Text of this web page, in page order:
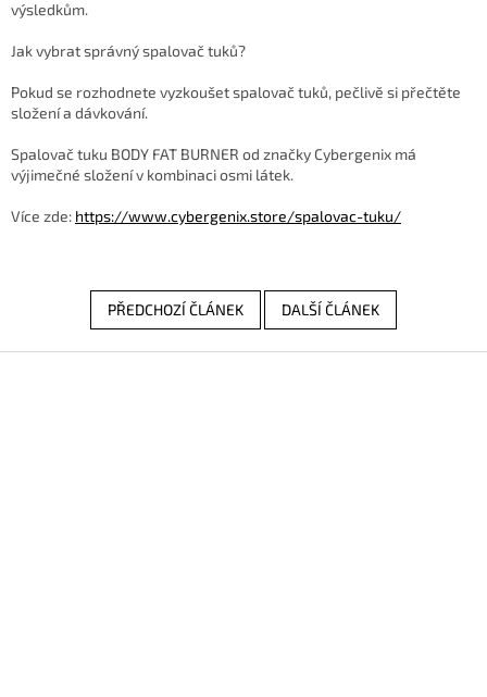
výsledkům.
Jak vybrat správný spalovač tuků?
Pokud se rozhodnete vyzkoušet spalovač tuků, pečlivě si přečtěte
složení a dávkování.
Spalovač tuku BODY FAT BURNER od značky Cybergenix má
výjimečné složení v kombinaci osmi látek.
Více zde: https://www.cybergenix.store/spalovac-tuku/
PŘEDCHOZÍ ČLÁNEK DALŠÍ ČLÁNEK